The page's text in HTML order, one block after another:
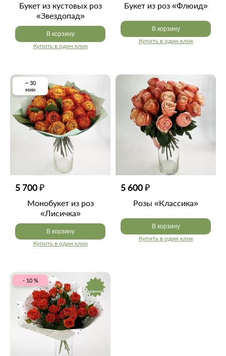
Букет из кустовых роз
«Звездопад»
Купить в один клик
В корзину
Букет из роз «Флюид»
Купить в один клик
В корзину
~ 30
мин
5 700 ₽
Монобукет из роз
«Лисичка»
Купить в один клик
В корзину
5 600 ₽
Розы «Классика»
Купить в один клик
В корзину
новинка
- 10 %